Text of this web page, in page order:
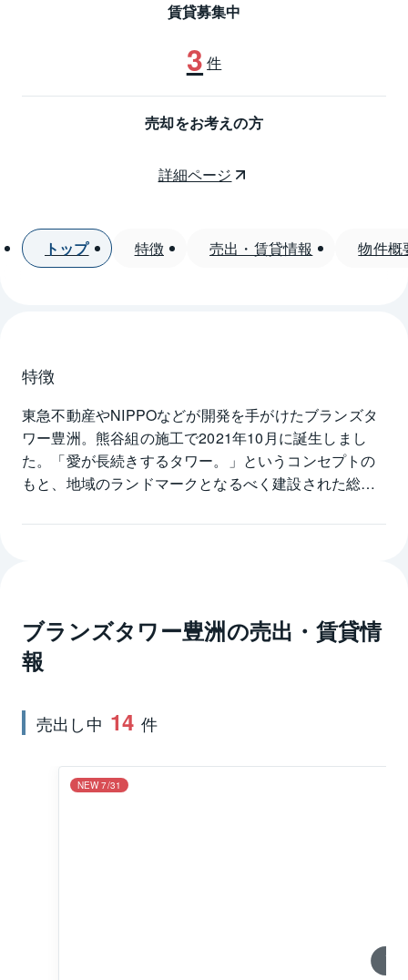
賃貸募集中
3 件
売却をお考えの方
詳細ページ
トップ 特徴 売出・賃貸情報 物件概
特徴
東急不動産やNIPPOなどが開発を手がけたブランズタ
ワー豊洲。熊谷組の施工で2021年10月に誕生しまし
た。「愛が長続きするタワー。」というコンセプトの
もと、地域のランドマークとなるべく建設された総戸
の方からファミリー層までの様々な生活層に向けた多
で高級感溢れる迎賓空間が演出されています。スカイ
ビューラウンジやフィットネススタジオ、ランドリー
ルームなどタワーマンションならではの共用施設の充
最寄りの駅の東京メトロ有楽町線豊洲駅までは徒歩5分
です。駅近の好立地に加え公園や商業施設、医療施設
在していますので、子育てファミリーにも嬉しい住環
ブランズタワー豊洲の売出・賃貸情
報
売出し中 14 件
1 / 0
NEW 7/31